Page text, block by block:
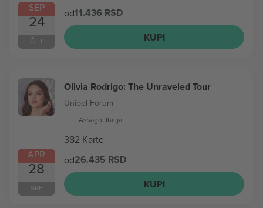
SEP
24
ČET
od11.436 RSD
KUPI
APR
28
SRE
Olivia Rodrigo: The Unraveled Tour
Unipol Forum
Assago, Italija
382 Karte
od26.435 RSD
KUPI